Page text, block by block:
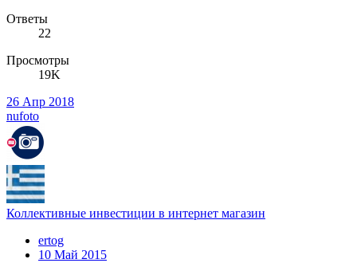
Ответы
22
Просмотры
19K
26 Апр 2018
nufoto
Коллективные инвестиции в интернет магазин
ertog
10 Май 2015